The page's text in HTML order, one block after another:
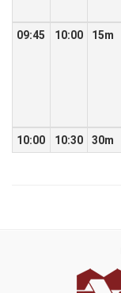
09:45 10:00 15m
10:00 10:30 30m